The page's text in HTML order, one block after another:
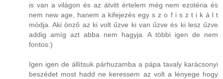
is van a világon és az átvitt értelem még nem ezotéria és
nem new age, hanem a kifejezés egy s z o f i s z t i k á l t
módja. Aki önző az ki volt űzve ki van űzve és ki lesz űzve
addig amíg azt abba nem hagyja. A többi igen de nem
fontos:)
Igen igen de állítsuk párhuzamba a pápa tavaly karácsonyi
beszédet most hadd ne keressem az volt a lényege hogy